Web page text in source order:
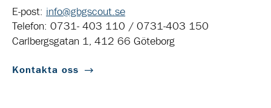
E-post: info@gbgscout.se
Telefon: 0731- 403 110 / 0731-403 150
Carlbergsgatan 1, 412 66 Göteborg
Kontakta oss